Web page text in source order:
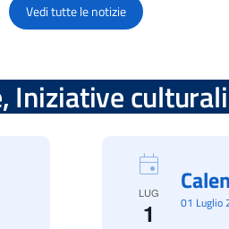
Vedi tutte le notizie
Iniziative
LUG
1 01 Luglio